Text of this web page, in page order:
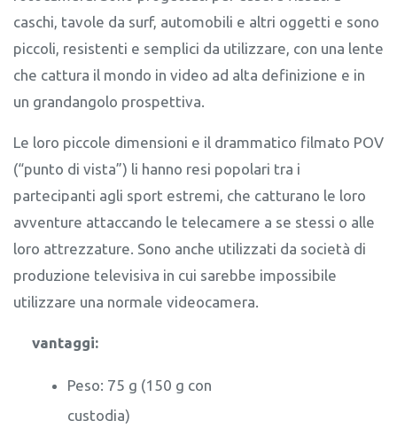
caschi, tavole da surf, automobili e altri oggetti e sono
piccoli, resistenti e semplici da utilizzare, con una lente
che cattura il mondo in video ad alta definizione e in
un grandangolo prospettiva.
Le loro piccole dimensioni e il drammatico filmato POV
(“punto di vista”) li hanno resi popolari tra i
partecipanti agli sport estremi, che catturano le loro
avventure attaccando le telecamere a se stessi o alle
loro attrezzature. Sono anche utilizzati da società di
produzione televisiva in cui sarebbe impossibile
utilizzare una normale videocamera.
vantaggi:
Peso: 75 g (150 g con
custodia)